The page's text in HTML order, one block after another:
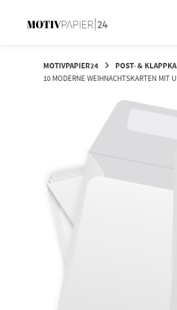
MOTIVPAPIER24 POST- &
10 MODERNE WEIHNACHTSKARTEN MIT